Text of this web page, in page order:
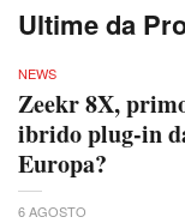
Ultime da
NEWS
Zeekr 8X,
ibrido plug-in
Europa?
6 AGOSTO